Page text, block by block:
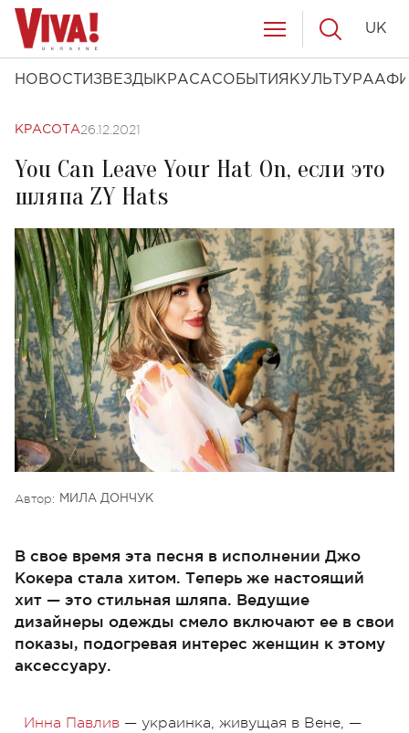
НОВОСТИ ЗВЕЗДЫ КРАСАСОБЫТИЯ КУЛЬТУРА
UK
КРАСОТА26.12.2021
You Can Leave Your Hat On, если это
шляпа ZY Hats
Автор: МИЛА ДОНЧУК
В свое время эта песня в исполнении Джо
Кокера стала хитом. Теперь же настоящий
хит — это стильная шляпа. Ведущие
дизайнеры одежды смело включают ее в свои
показы, подогревая интерес женщин к этому
аксессуару.
Инна Павлив — украинка, живущая в Вене, —